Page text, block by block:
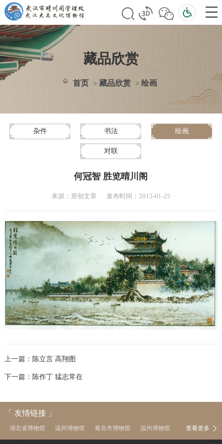
藏品欣赏
首页 > 藏品欣赏 > 绘画
杂件 书法 绘画
对联
何冠智 胜览晴川阁
来源：原创文章 发布时间：2015-01-25
上一篇： 陈立言 高翔图
下一篇： 陈作丁 猛志常在
「 友情链接 」
湖北省博物馆 温州博物馆 青岛市博物馆 温州博物馆 查看更多